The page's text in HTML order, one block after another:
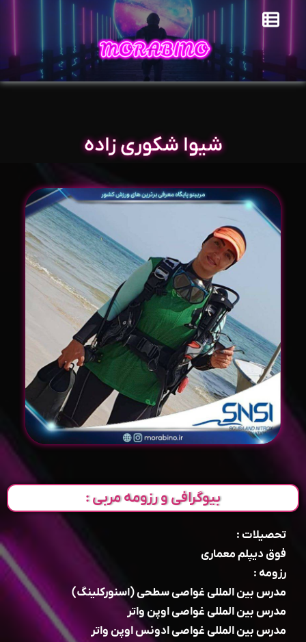
شیوا شکوری زاده
بیوگرافی و رزومه مربی :
تحصیلات :
فوق دیپلم معماری
رزومه :
مدرس بین المللی غواصی سطحی (اسنورکلینگ)
مدرس بین المللی غواصی اوپن واتر
مدرس بین المللی غواصی ادونس اوپن واتر